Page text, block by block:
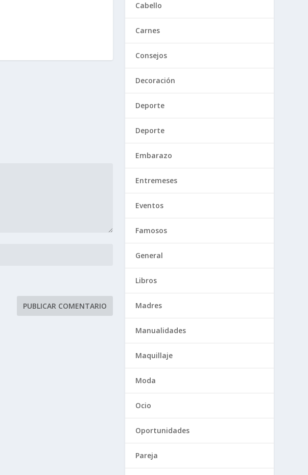
Cabello
Carnes
Consejos
Decoración
Deporte
Deporte
Embarazo
Entremeses
Eventos
Famosos
General
Libros
Madres
Manualidades
Maquillaje
Moda
Ocio
Oportunidades
Pareja